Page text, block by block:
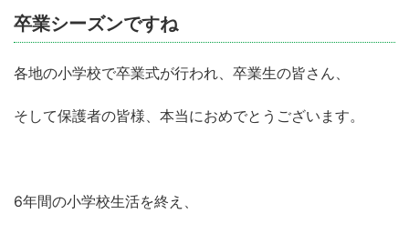
卒業シーズンですね
各地の小学校で卒業式が行われ、卒業生の皆さん、
そして保護者の皆様、本当におめでとうございます。
6年間の小学校生活を終え、